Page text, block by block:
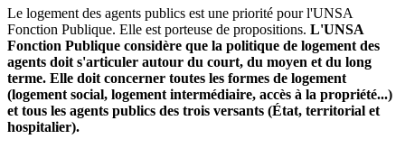
Le logement des agents publics est une priorité pour l'UNSA
Fonction Publique. Elle est porteuse de propositions. L'UNSA
Fonction Publique considère que la politique de logement des
agents doit s'articuler autour du court, du moyen et du long
terme. Elle doit concerner toutes les formes de logement
(logement social, logement intermédiaire, accès à la propriété...)
et tous les agents publics des trois versants (État, territorial et
hospitalier).